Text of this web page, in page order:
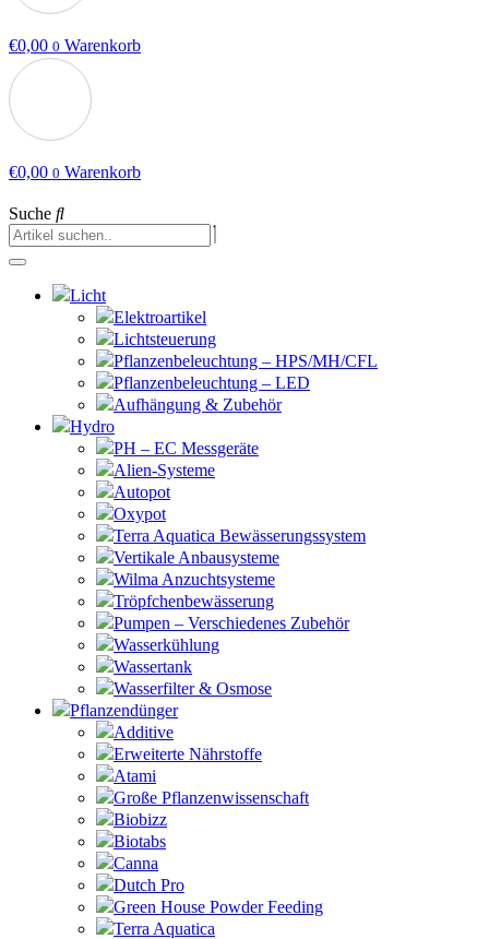
€0,00 0 Warenkorb
€0,00 0 Warenkorb
Suche
Licht
Elektroartikel
Lichtsteuerung
Pflanzenbeleuchtung – HPS/MH/CFL
Pflanzenbeleuchtung – LED
Aufhängung & Zubehör
Hydro
PH – EC Messgeräte
Alien-Systeme
Autopot
Oxypot
Terra Aquatica Bewässerungssystem
Vertikale Anbausysteme
Wilma Anzuchtsysteme
Tröpfchenbewässerung
Pumpen – Verschiedenes Zubehör
Wasserkühlung
Wassertank
Wasserfilter & Osmose
Pflanzendünger
Additive
Erweiterte Nährstoffe
Atami
Große Pflanzenwissenschaft
Biobizz
Biotabs
Canna
Dutch Pro
Green House Powder Feeding
Terra Aquatica